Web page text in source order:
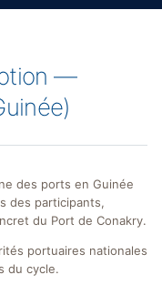
—
des ports en Guinée
des participants,
du Port de Conakry.
portuaires nationales
du cycle.